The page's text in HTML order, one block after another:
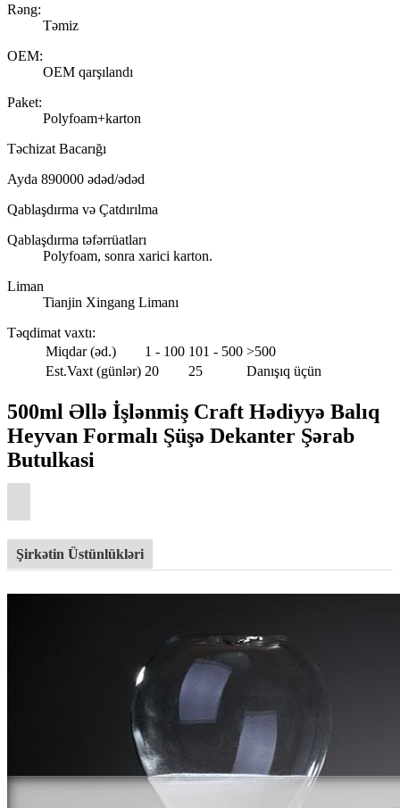
Rəng:
Təmiz
OEM:
OEM qarşılandı
Paket:
Polyfoam+karton
Təchizat Bacarığı
Ayda 890000 ədəd/ədəd
Qablaşdırma və Çatdırılma
Qablaşdırma təfərrüatları
Polyfoam, sonra xarici karton.
Liman
Tianjin Xingang Limanı
Təqdimat vaxtı:
Miqdar (əd.)
1 - 100 101 - 500 >500
Est.Vaxt (günlər) 20 25 Danışıq üçün
500ml Əllə İşlənmiş Craft Hədiyyə Balıq
Heyvan Formalı Şüşə Dekanter Şərab
Butulkasi
Şirkətin Üstünlükləri